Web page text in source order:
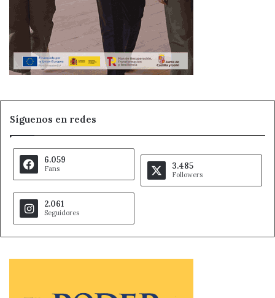
Síguenos en redes
6.059
Fans 3.485
Followers
2.061
Seguidores